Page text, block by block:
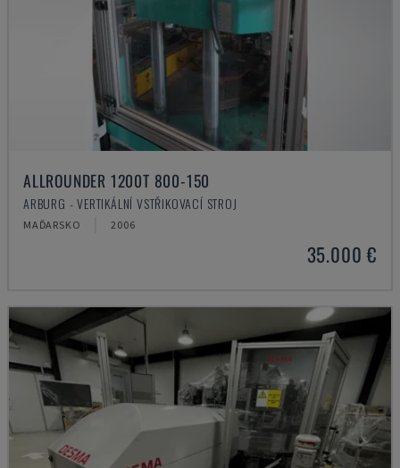
ALLROUNDER 1200T 800-150
ARBURG - VERTIKÁLNÍ VSTŘIKOVACÍ STROJ
MAĎARSKO 2006
35.000 €